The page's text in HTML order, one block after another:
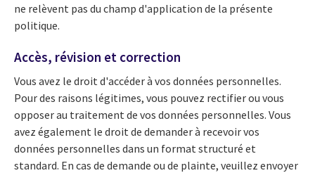
ne relèvent pas du champ d'application de la présente
politique.
Accès, révision et correction
Vous avez le droit d'accéder à vos données personnelles.
Pour des raisons légitimes, vous pouvez rectifier ou vous
opposer au traitement de vos données personnelles. Vous
avez également le droit de demander à recevoir vos
données personnelles dans un format structuré et
standard. En cas de demande ou de plainte, veuillez envoyer